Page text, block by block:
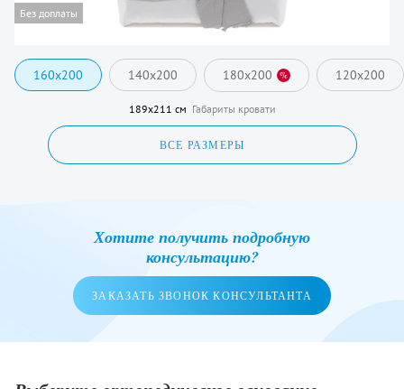
Без доплаты
160x200 140x200 180x200 % 120x200
189x211 см Габариты кровати
ВСЕ РАЗМЕРЫ
Хотите получить подробную
консультацию?
ЗАКАЗАТЬ ЗВОНОК КОНСУЛЬТАНТА